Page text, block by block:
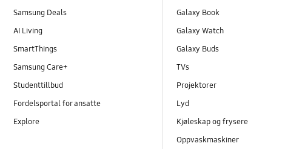
Samsung Deals
AI Living
SmartThings
Samsung Care+
Studenttillbud
Fordelsportal for ansatte
Explore
Galaxy Book
Galaxy Watch
Galaxy Buds
TVs
Projektorer
Lyd
Kjøleskap og frysere
Oppvaskmaskiner